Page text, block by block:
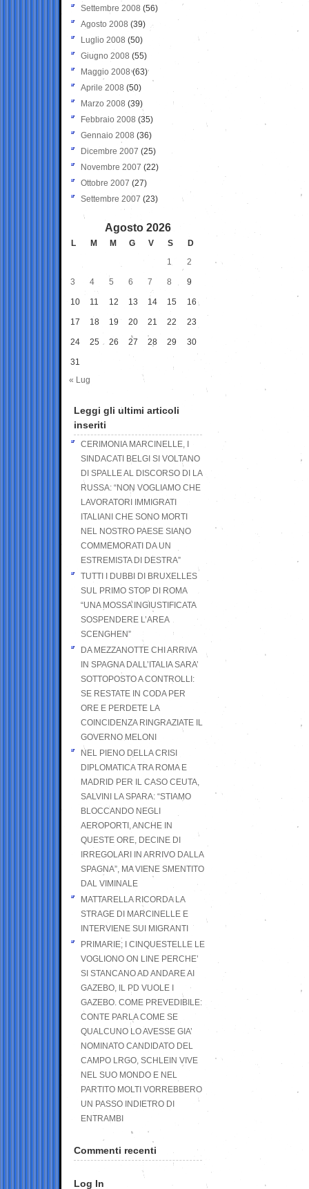
Settembre 2008 (56)
Agosto 2008 (39)
Luglio 2008 (50)
Giugno 2008 (55)
Maggio 2008(63)
Aprile 2008 (50)
Marzo 2008 (39)
Febbraio 2008 (35)
Gennaio 2008 (36)
Dicembre 2007 (25)
Novembre 2007 (22)
Ottobre 2007 (27)
Settembre 2007 (23)
Agosto 2026
L M M G V S
D
1
2
3 4 5 6 7 8 9
10 11 12 13 14 15 16
17 18 19 20 21 22 23
24 25 26 27 28 29 30
31
« Lug
Leggi gli ultimi articoli
inseriti
CERIMONIA MARCINELLE, I
SINDACATI BELGI SI VOLTANO
DI SPALLE AL DISCORSO DI LA
RUSSA: “NON VOGLIAMO CHE
LAVORATORI IMMIGRATI
ITALIANI CHE SONO MORTI
NEL NOSTRO PAESE SIANO
COMMEMORATI DA UN
ESTREMISTA DI DESTRA”
TUTTI I DUBBI DI BRUXELLES
SUL PRIMO STOP DI ROMA
“UNA MOSSA INGIUSTIFICATA
SOSPENDERE L’AREA
SCENGHEN”
DA MEZZANOTTE CHI ARRIVA
IN SPAGNA DALL’ITALIA SARA’
SOTTOPOSTO A CONTROLLI:
SE RESTATE IN CODA PER
ORE E PERDETE LA
COINCIDENZA RINGRAZIATE IL
GOVERNO MELONI
NEL PIENO DELLA CRISI
DIPLOMATICA TRA ROMA E
MADRID PER IL CASO CEUTA,
SALVINI LA SPARA: “STIAMO
BLOCCANDO NEGLI
AEROPORTI, ANCHE IN
QUESTE ORE, DECINE DI
IRREGOLARI IN ARRIVO DALLA
SPAGNA”, MA VIENE SMENTITO
DAL VIMINALE
MATTARELLA RICORDA LA
STRAGE DI MARCINELLE E
INTERVIENE SUI MIGRANTI
PRIMARIE; I CINQUESTELLE LE
VOGLIONO ON LINE PERCHE’
SI STANCANO AD ANDARE AI
GAZEBO, IL PD VUOLE I
GAZEBO. COME PREVEDIBILE:
CONTE PARLA COME SE
QUALCUNO LO AVESSE GIA’
NOMINATO CANDIDATO DEL
CAMPO LRGO, SCHLEIN VIVE
NEL SUO MONDO E NEL
PARTITO MOLTI VORREBBERO
UN PASSO INDIETRO DI
ENTRAMBI
Commenti recenti
Log In